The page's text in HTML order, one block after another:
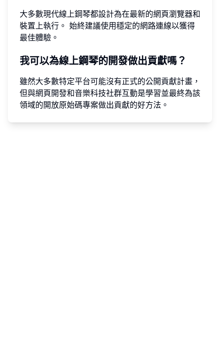
大多數現代線上鋼琴都設計為在最新的網頁瀏覽器和
裝置上執行。 始終建議使用穩定的網路連線以獲得
最佳體驗。
我可以為線上鋼琴的開發做出貢獻嗎？
雖然大多數特定平台可能沒有正式的公開貢獻計畫，
但與網頁開發和音樂科技社群互動是學習並最終為該
領域的開放原始碼專案做出貢獻的好方法。